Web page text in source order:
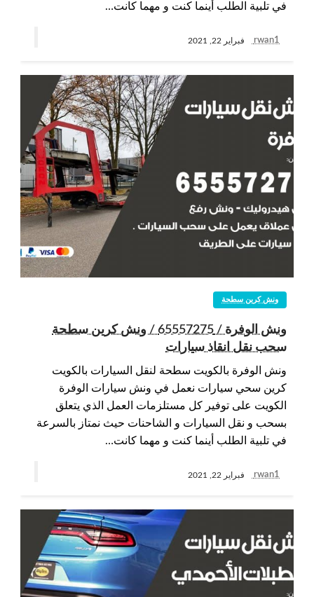
في تلبية الطلب أينما كنت و مهما كانت…
rwan1 فبراير 22, 2021
ونش كرين سطحة
ونش الوفرة / 65557275 / ونش كرين سطحة
سحب نقل انقاذ سيارات
ونش الوفرة بالكويت سطحة لنقل السيارات بالكويت
كرين سحي سيارات نعمل في ونش سيارات الوفرة
الكويت على توفير كل مستلزمات العمل الذي يتعلق
بسحب و نقل السيارات و الشاحنات حيث نمتاز بالسرعة
في تلبية الطلب أينما كنت و مهما كانت…
rwan1 فبراير 22, 2021